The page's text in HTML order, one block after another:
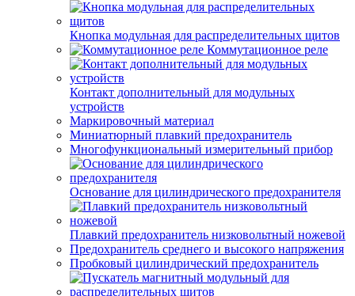
Кнопка модульная для распределительных щитов
Коммутационное реле
Контакт дополнительный для модульных
устройств
Маркировочный материал
Миниатюрный плавкий предохранитель
Многофункциональный измерительный прибор
Основание для цилиндрического предохранителя
Плавкий предохранитель низковольтный ножевой
Предохранитель среднего и высокого напряжения
Пробковый цилиндрический предохранитель